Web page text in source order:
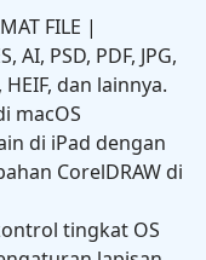
FILE |
AI, PSD, PDF, JPG,
HEIF, dan lainnya.
macOS
di iPad dengan
CorelDRAW di
tingkat OS